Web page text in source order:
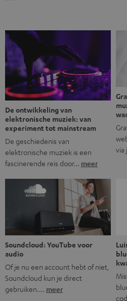
verder ontwikkelt. In vele
team samen gewerkt om de
mogelijkheid om via
De ontwikkeling van
elektronische muziek: van
experiment tot mainstream
De geschiedenis van
elektronische muziek is een
fascinerende reis door… meer
via
Soundcloud: YouTube voor
audio
Of je nu een account hebt of niet,
Soundcloud kun je direct
gebruiken.… meer